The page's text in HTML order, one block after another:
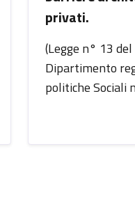
privati.
(Legge n° 13
Dipartimento
politiche Sociali